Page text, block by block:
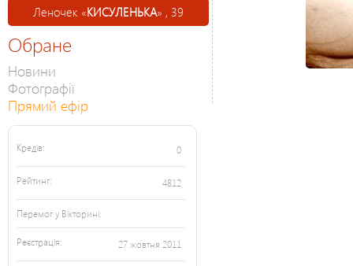
Леночек «КИСУЛЕНЬКА» , 39
Обране
Новини
Фотографії
Прямий ефір
Кредів: 0
Рейтинг: 4812
Перемог у Вікторині:
Реєстрація: 27 жовтня 2011